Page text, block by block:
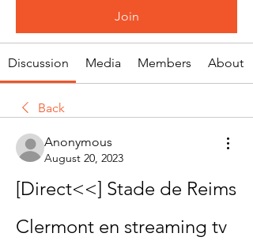
Join
Discussion Media Members About
Back
Anonymous
August 20, 2023
[Direct<<] Stade de Reims
Clermont en streaming tv